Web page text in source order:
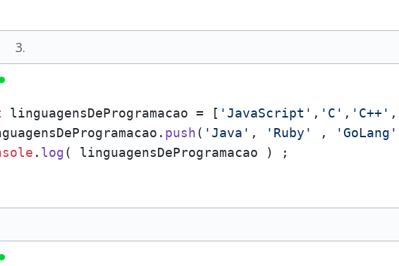
linguagensDeProgramacao = [ 'JavaScript' , 'C' , 'C++' ,
push( 'Java' , 'Ruby' , 'GoLang'
. log